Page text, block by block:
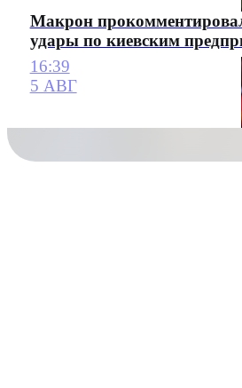
Макрон
удары по киевским
16:39
5 АВГ